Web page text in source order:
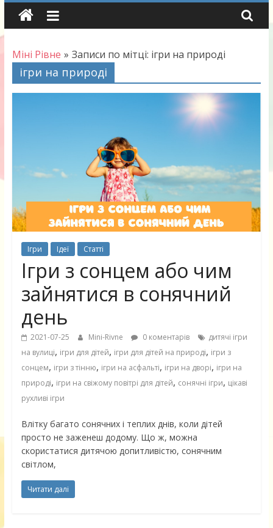
Skip
content
Міні Рівне » Записи по мітці: ігри на природі
ігри на природі
Ігри Ідеї Статті
Ігри з сонцем або чим
зайнятися в сонячний
день
2021-07-25 Mini-Rivne 0 коментарів
дитячі ігри
на вулиці, ігри для дітей, ігри для дітей на природі, ігри з
сонцем, ігри з тінню, ігри на асфальті, ігри на дворі, ігри на
природі, ігри на свіжому повітрі для дітей, сонячні ігри, цікаві
рухливі ігри
Влітку багато сонячних і теплих днів, коли дітей
просто не заженеш додому. Що ж, можна
скористатися дитячою допитливістю, сонячним
світлом,
Читати далі